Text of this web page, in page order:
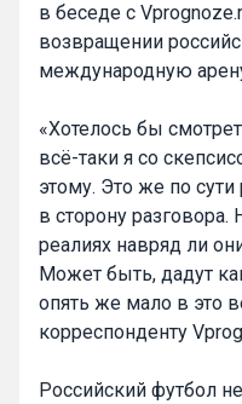
в беседе с
возвращении
международную
«Хотелось бы
всё-таки я со
этому. Это же по
в сторону
реалиях навряд ли
Может быть, дадут
опять же мало в это
корреспонденту
Российский футбол